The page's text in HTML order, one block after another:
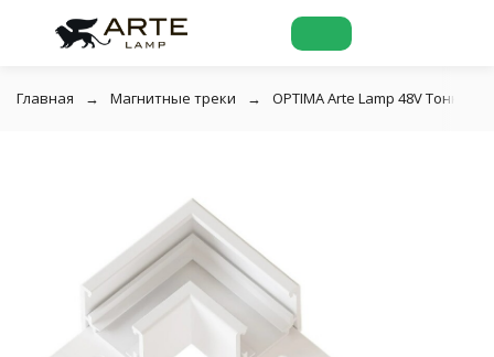
Главная Магнитные треки OPTIMA Arte Lamp 48V Тонкая